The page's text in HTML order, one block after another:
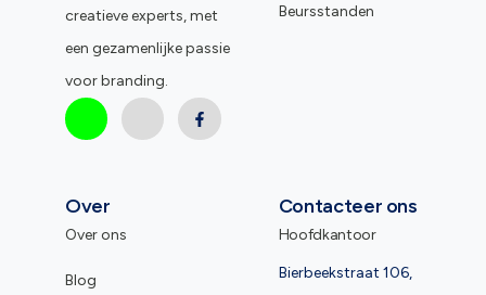
creatieve experts, met
een gezamenlijke passie
voor branding.
Beursstanden
Over
Over ons
Blog
Contacteer ons
Hoofdkantoor
Bierbeekstraat 106,